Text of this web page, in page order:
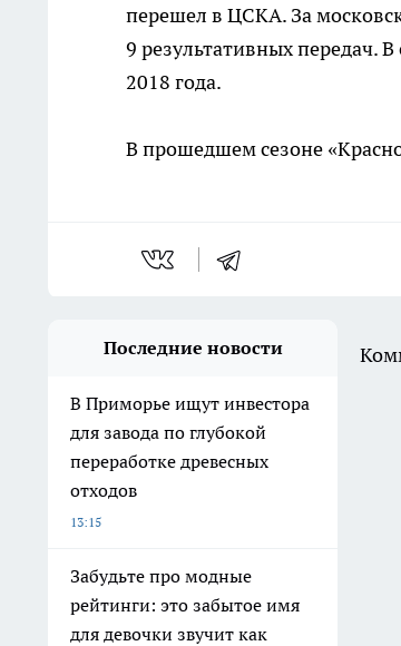
перешел в ЦСКА. За
9 результативных передач.
2018 года.
В прошедшем сезоне
Последние новости
В Приморье ищут инвестора
для завода по глубокой
переработке древесных
отходов
13:15
Забудьте про модные
рейтинги: это забытое имя
для девочки звучит как